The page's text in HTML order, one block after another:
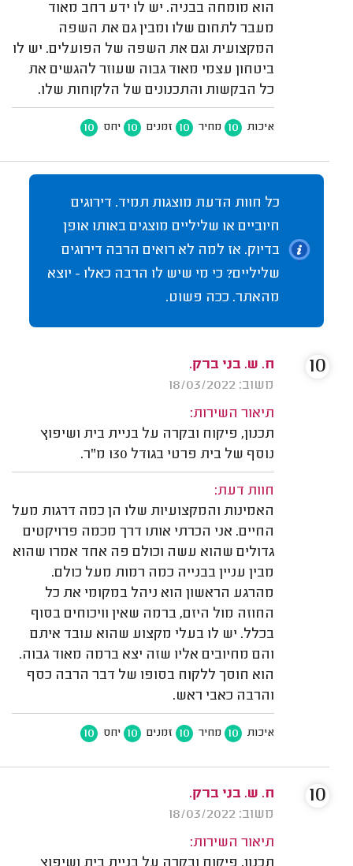
הוא מומחה בבניה. יש לו ידע רחב מאוד
מעבר לתחום שלו ומבין גם את השפה
המקצועית וגם את השפה של הפועלים. יש לו
ביטחון עצמי מאוד גבוה שעוזר להגשים את
כל הבקשות והתכנונים של הלקוחות שלו.
איכות 10 מחיר 10 זמנים 10 יחס 10
כל חוות הדעת מוצגות תמיד. דירוגים
חיוביים או שליליים מוצגים באותו אופן
בדיוק. אז למה לא רואים הרבה דירוגים
שליליים? כי מי שיש לו הרבה כאלו - יוצא
מהאתר. ככה פשוט.
ח. ש. בני ברק.
משוב: 18/03/2022
תיאור השירות:
תכנון, פיקוח ובקרה על בניית בית ושיפוץ
נוסף של בית פרטי בגודל 130 מ"ר.
חוות דעת:
האמינות והמקצועיות שלו הן כמה דרגות מעל
החיים. אני הכרתי אותו דרך מכמה פרויקטים
גדולים שהוא עשה וכולם פה אחד אמרו שהוא
מבין עניין בבנייה כמה רמות מעל כולם.
מהרגע הראשון הוא ניהל במקומי את כל
החוזה מול היזם, ברמה שאין וויכוחים בסוף
בכלל. יש לו בעלי מקצוע שהוא עובד איתם
והם מחיובים אליו שזה יצא ברמה מאוד גבוה.
הוא חוסך ללקוח בסופו של דבר הרבה כסף
והרבה כאבי ראש.
איכות 10 מחיר 10 זמנים 10 יחס 10
10
ח. ש. בני ברק.
משוב: 18/03/2022
תיאור השירות:
10